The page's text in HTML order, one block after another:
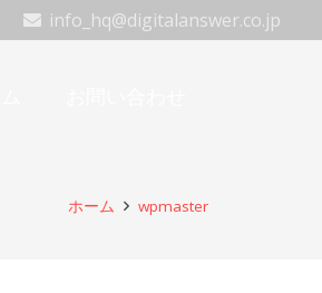
info_hq@digitalanswer.co.jp
ホーム wpmaster